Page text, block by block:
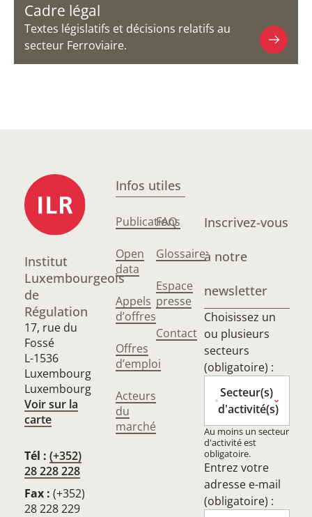
Cadre légal
Textes législatifs et décisions relatifs au
secteur Ferroviaire.
Institut
Luxembourgeois
de
Régulation
17, rue du
Fossé
L-1536
Luxembourg
Luxembourg
Voir sur la
carte
Tél : (+352)
28 228 228
Fax : (+352)
28 228 229
Infos utiles
Publications
Open
data
Appels
d’offres
Offres
d’emploi
Acteurs
du
marché
FAQ
Glossaire
Espace
presse
Contact
Inscrivez-vous
à notre
newsletter
Choisissez un
ou plusieurs
secteurs
(obligatoire) :
Secteur(s)
d'activité(s)
Au moins un secteur
d'activité est
obligatoire.
Entrez votre
adresse e-mail
(obligatoire) :